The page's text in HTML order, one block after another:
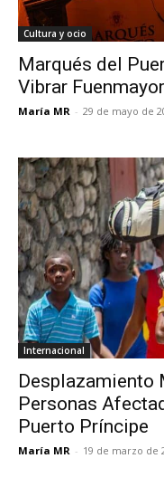
Cultura y ocio
Marqués del
Vibrar Fuenmayor
María MR - 29 de mayo de
Internacional
Desplazamiento
Personas
Puerto Príncipe
María MR - 19 de marzo de